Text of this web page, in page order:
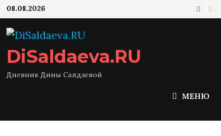
Перейти
к
содержимому
08.08.2026
DiSaldaeva.RU
Дневник Дины Салдаевой
МЕНЮ